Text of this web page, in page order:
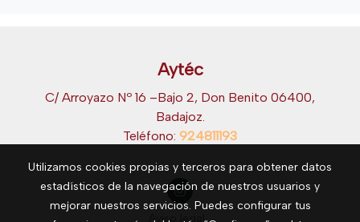
Aytéc
C/ Arroyazo Nº 16 –Bajo 2, Don Benito 06400,
Badajoz.
Teléfono: 924811193
Aviso legal
Utilizamos cookies propias y terceros para obtener datos
estadísticos de la navegación de nuestros usuarios y
mejorar nuestros servicios. Puedes configurar tus